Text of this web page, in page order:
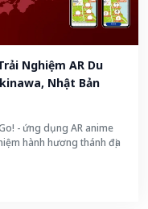
Nghiệm AR Du
Nhật Bản
- ứng dụng AR anime
hành hương thánh địa